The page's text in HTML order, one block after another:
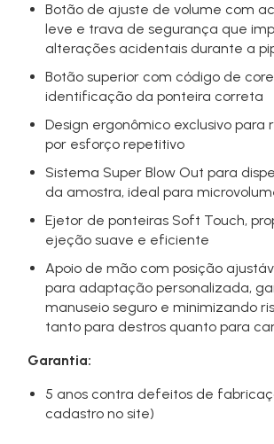
Botão de ajuste de volume com
leve e trava de segurança que
alterações acidentais durante a
Botão superior com código de
identificação da ponteira correta
Design ergonômico exclusivo para
por esforço repetitivo
Sistema Super Blow Out para
da amostra, ideal para
Ejetor de ponteiras Soft Touch,
ejeção suave e eficiente
Apoio de mão com posição
para adaptação personalizada,
manuseio seguro e minimizando
tanto para destros quanto para
Garantia:
5 anos contra defeitos de
cadastro no site)